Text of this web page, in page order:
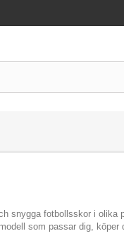
snygga fotbollsskor i
som passar dig,